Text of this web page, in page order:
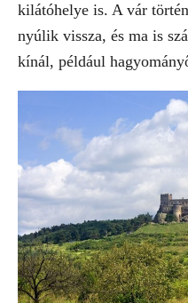
kilátóhelye is. A vár
nyúlik vissza, és ma is
kínál, például